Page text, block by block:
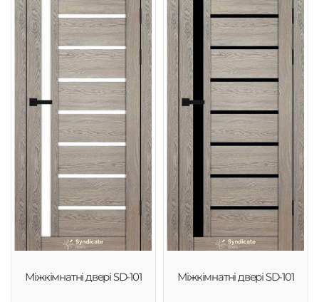
Міжкімнатні двері SD-101 Міжкімнатні двері SD-101